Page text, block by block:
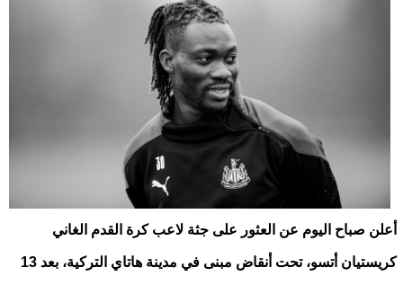
أعلن صباح اليوم عن العثور على جثة لاعب كرة القدم الغاني
كريستيان أتسو، تحت أنقاض مبنى في مدينة هاتاي التركية، بعد 13